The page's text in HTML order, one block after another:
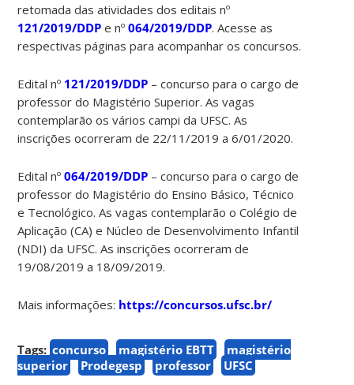
retomada das atividades dos editais nº
121/2019/DDP e nº064/2019/DDP. Acesse as
respectivas páginas para acompanhar os concursos.
Edital nº 121/2019/DDP – concurso para o cargo de
professor do Magistério Superior. As vagas
contemplarão os vários campi da UFSC. As
inscrições ocorreram de 22/11/2019 a 6/01/2020.
Edital nº064/2019/DDP – concurso para o cargo de
professor do Magistério do Ensino Básico, Técnico
e Tecnológico. As vagas contemplarão o Colégio de
Aplicação (CA) e Núcleo de Desenvolvimento Infantil
(NDI) da UFSC. As inscrições ocorreram de
19/08/2019 a 18/09/2019.
Mais informações: https://concursos.ufsc.br/
Tags: concurso magistério EBTT
magistério
superior
Prodegesp professor UFSC